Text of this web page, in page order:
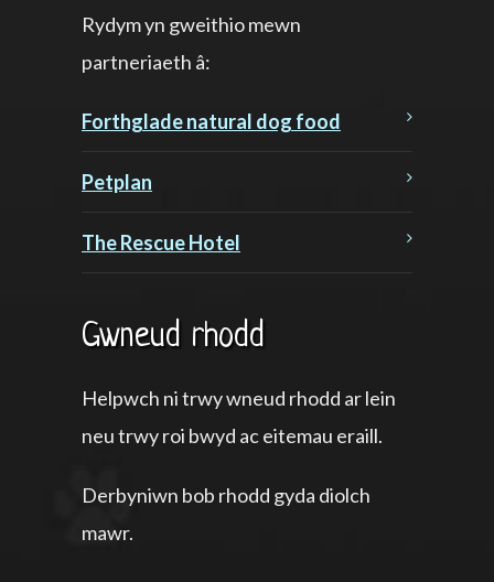
Rydym yn gweithio mewn
partneriaeth â:
Forthglade natural dog food
Petplan
The Rescue Hotel
Gwneud rhodd
Helpwch ni trwy wneud rhodd ar lein
neu trwy roi bwyd ac eitemau eraill.
Derbyniwn bob rhodd gyda diolch
mawr.